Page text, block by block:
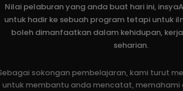
Nilai pelaburan yang anda buat hari ini,
untuk hadir ke sebuah program tetapi untuk
boleh dimanfaatkan dalam kehidupan,
seharian.
sokongan pembelajaran, kami turut
untuk membantu anda mencatat, memahami